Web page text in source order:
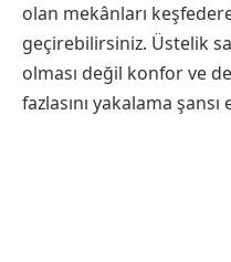
olan mekânları
geçirebilirsiniz. Üstelik
olması değil konfor ve
fazlasını yakalama şansı